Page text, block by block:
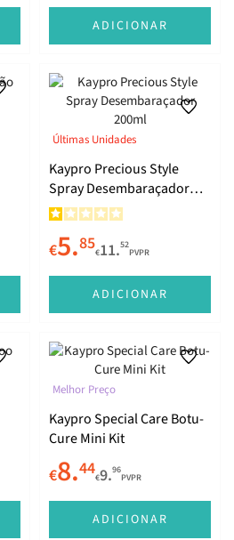
ADICIONAR
Últimas Unidades
Kaypro Precious Style
Spray Desembaraçador
200ml
€5.85€11.52
PVPR
ADICIONAR
Melhor Preço
Kaypro Special Care Botu-
Cure Mini Kit
€8.44€9.96
PVPR
ADICIONAR